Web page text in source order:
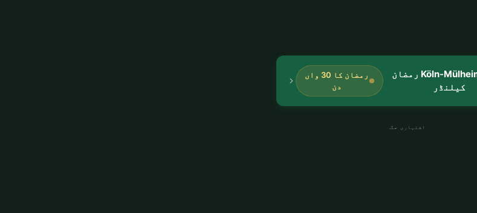
Köln-Mülheim 2026 رمضان
کیلنڈر
رمضان کا 30 واں
دن
اشتہاری جگہ